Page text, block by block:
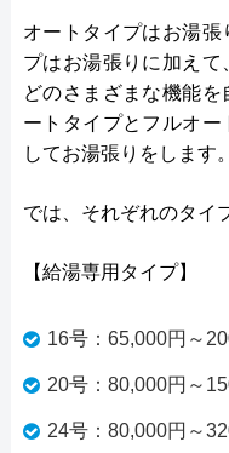
オートタイプはお湯張
プはお湯張りに加え
どのさまざまな機能
ートタイプとフルオ
してお湯張りをします。
では、それぞれのタイ
【給湯専用タイプ】
16号：65,000円～
20号：80,000円～
24号：80,000円～